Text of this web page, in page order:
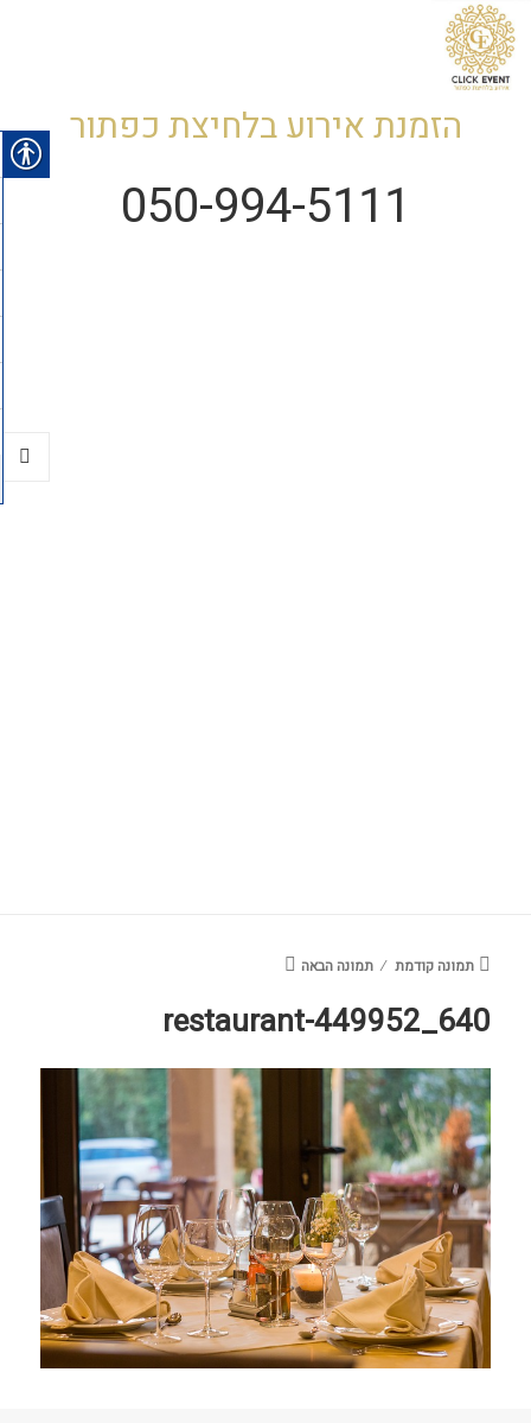
הזמנת אירוע בלחיצת כפתור
050-994-5111
תמונה קודמת תמונה הבאה
restaurant-449952_640